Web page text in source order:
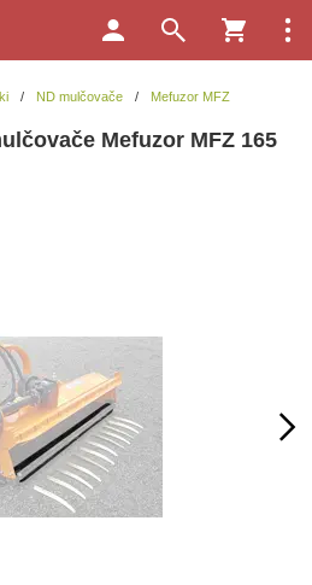
/ ND mulčovače / Mefuzor MFZ
Mefuzor MFZ 165